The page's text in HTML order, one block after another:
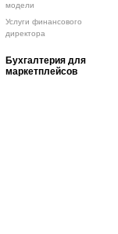
модели
Услуги финансового
директора
Бухгалтерия для
маркетплейсов